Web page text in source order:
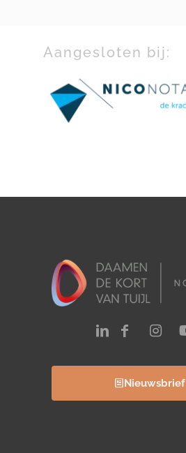
Aangesloten bij:
Nieuwsbrief